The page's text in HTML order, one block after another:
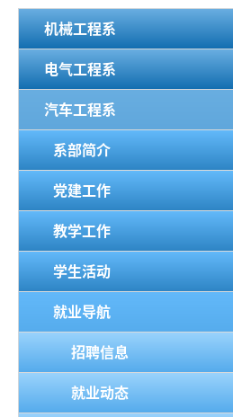
机械工程系
电气工程系
汽车工程系
系部简介
党建工作
教学工作
学生活动
就业导航
招聘信息
就业动态